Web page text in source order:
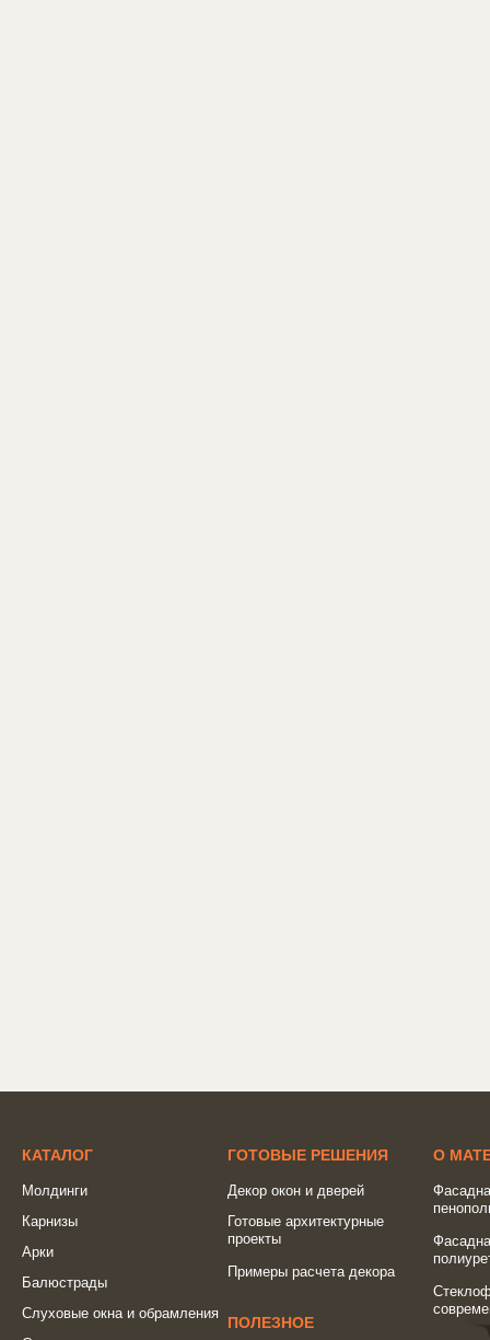
КАТАЛОГ
Молдинги
Карнизы
Арки
Балюстрады
Слуховые окна и обрамления
ГОТОВЫЕ РЕШЕНИЯ
Декор окон и дверей
Готовые архитектурные
проекты
Примеры расчета декора
ПОЛЕЗНОЕ
О